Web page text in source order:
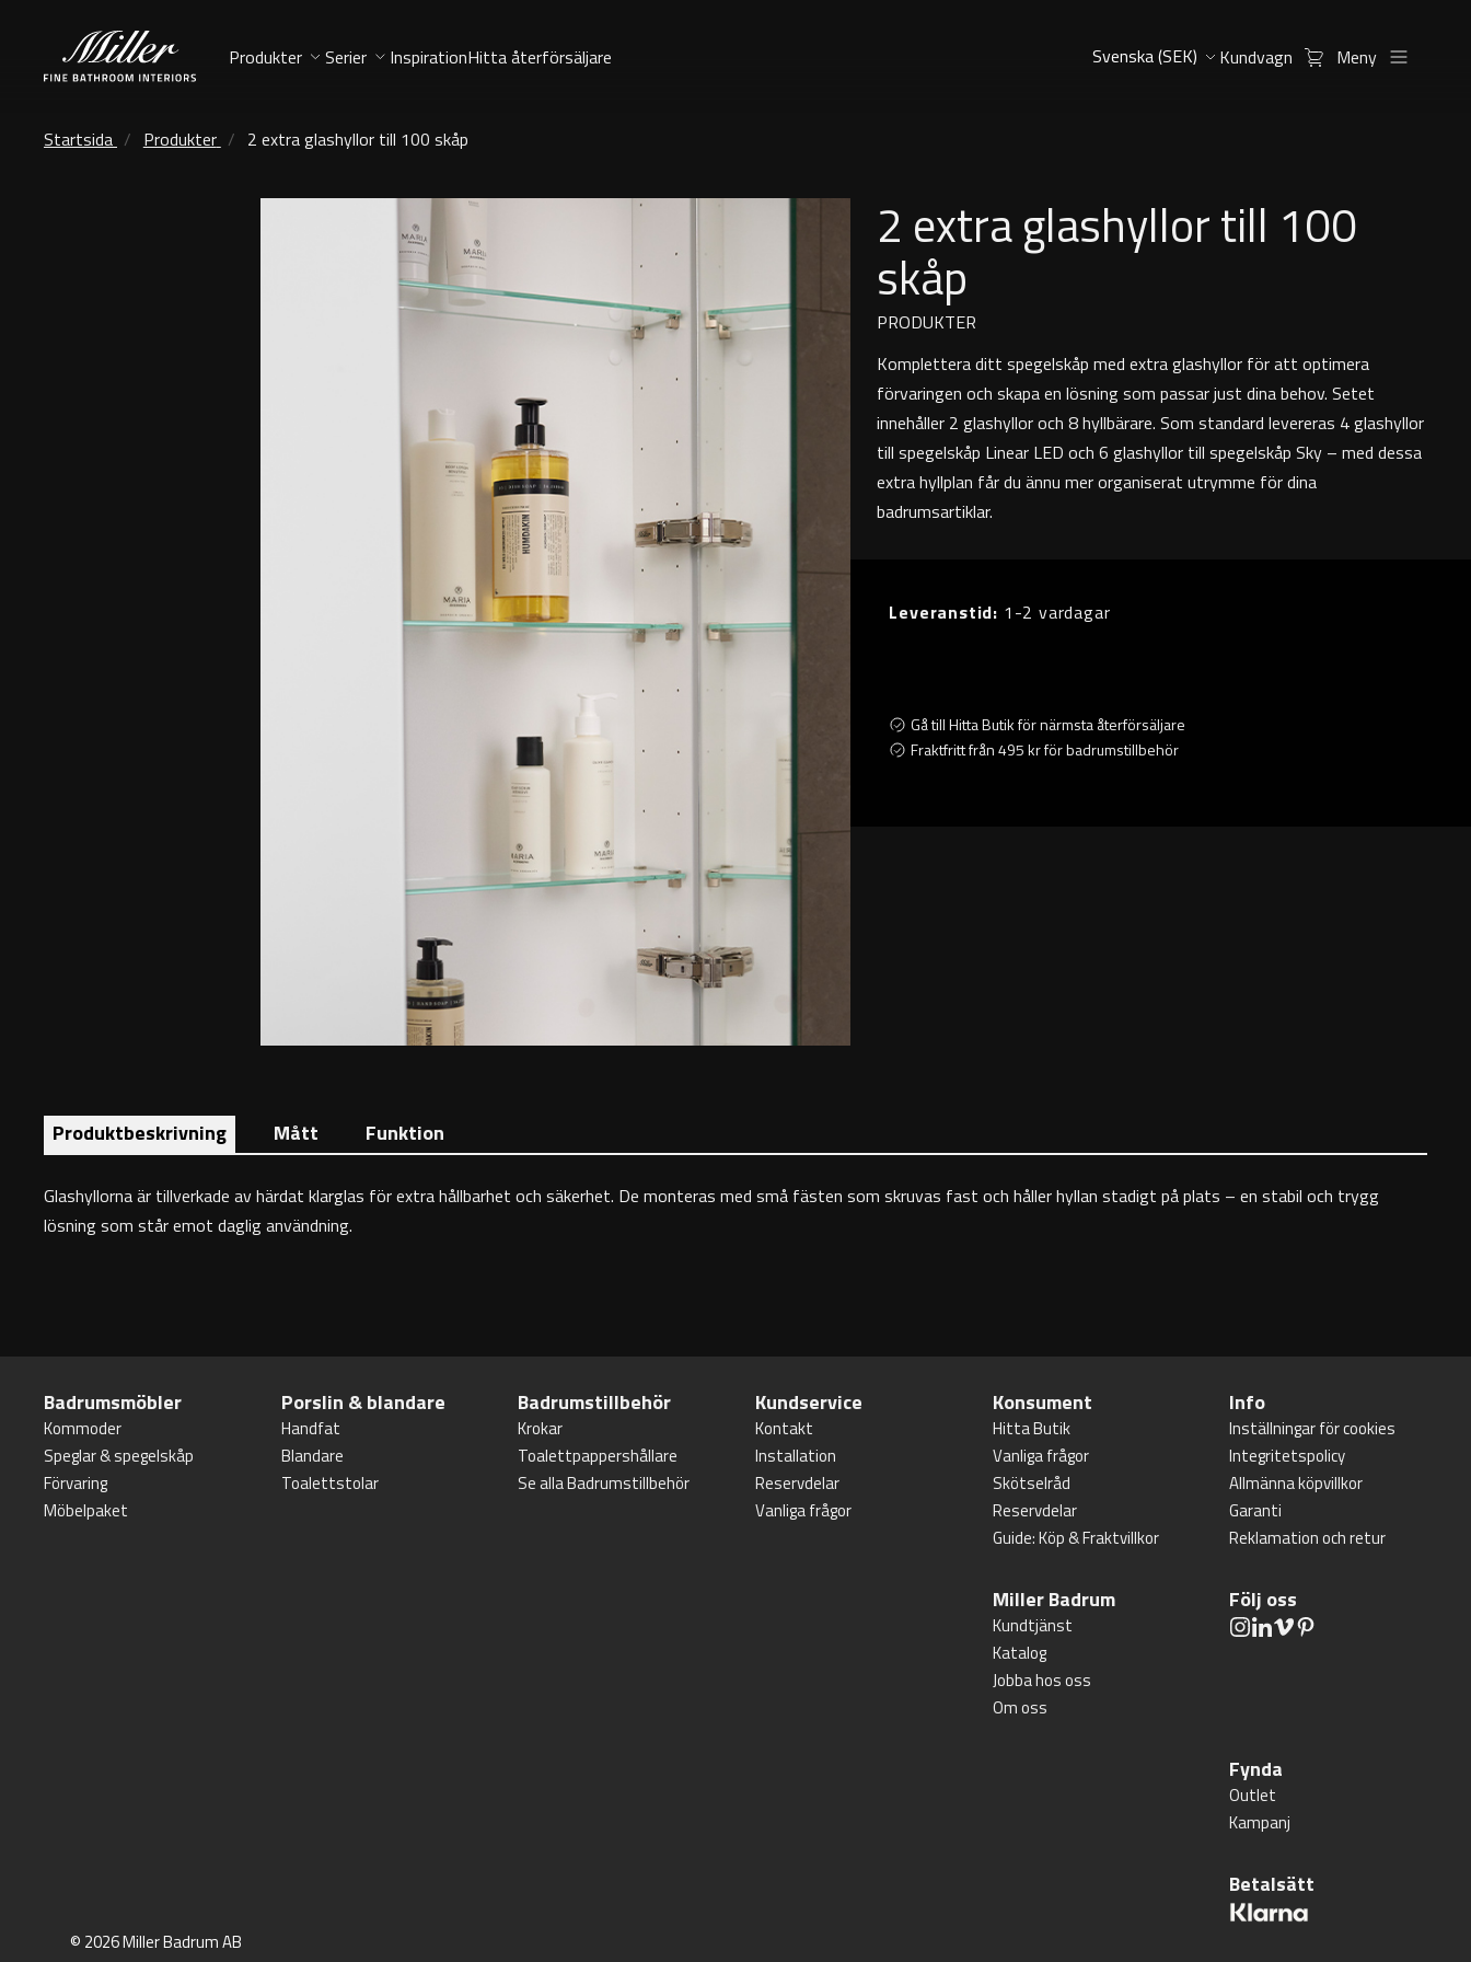
Produkter Serier InspirationHitta återförsäljare Kundvagn Meny
Startsida Produkter 2 extra glashyllor till 100 skåp
2 extra glashyllor till 100
skåp
PRODUKTER
Komplettera ditt spegelskåp med extra glashyllor för att optimera
förvaringen och skapa en lösning som passar just dina behov. Setet
innehåller 2 glashyllor och 8 hyllbärare. Som standard levereras 4 glashyllor
till spegelskåp Linear LED och 6 glashyllor till spegelskåp Sky – med dessa
extra hyllplan får du ännu mer organiserat utrymme för dina
badrumsartiklar.
Leveranstid: 1-2 vardagar
Gå till Hitta Butik för närmsta återförsäljare
Fraktfritt från 495 kr för badrumstillbehör
Produktbeskrivning Mått Funktion
Glashyllorna är tillverkade av härdat klarglas för extra hållbarhet och säkerhet. De monteras med små fästen som skruvas fast och håller hyllan stadigt på plats – en stabil och trygg
lösning som står emot daglig användning.
Badrumsmöbler
Kommoder
Speglar & spegelskåp
Förvaring
Möbelpaket
Porslin & blandare
Handfat
Blandare
Toalettstolar
Badrumstillbehör
Krokar
Toalettpappershållare
Se alla Badrumstillbehör
Kundservice
Kontakt
Installation
Reservdelar
Vanliga frågor
Konsument
Hitta Butik
Vanliga frågor
Skötselråd
Reservdelar
Guide: Köp & Fraktvillkor
Info
Inställningar för cookies
Integritetspolicy
Allmänna köpvillkor
Garanti
Reklamation och retur
Miller Badrum
Kundtjänst
Katalog
Jobba hos oss
Om oss
Följ oss
Fynda
Outlet
Kampanj
Betalsätt
© 2026 Miller Badrum AB